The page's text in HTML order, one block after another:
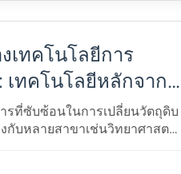
เทคโนโลยีการ
ทคโนโลยีหลักจากที่
รูป
รที่ซับซ้อนในการเปลี่ยนวัตถุดิบ
กับหลายสาขาเช่นวิทยาศาสตร์